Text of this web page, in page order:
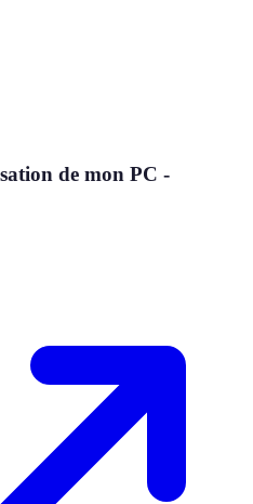
de mon PC -